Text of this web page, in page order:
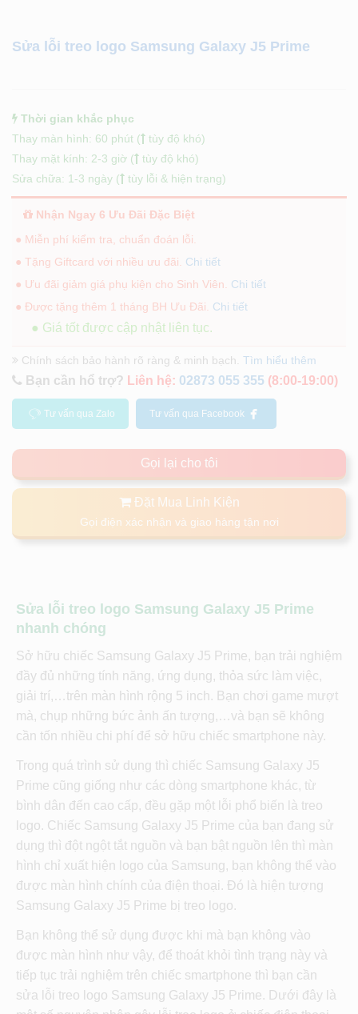
Sửa lỗi treo logo Samsung Galaxy J5 Prime
Thời gian khắc phục
Thay màn hình: 60 phút (
tùy độ khó)
Thay mặt kính: 2-3 giờ (
tùy độ khó)
Sửa chữa: 1-3 ngày (
tùy lỗi & hiện trạng)
Nhận Ngay 6 Ưu Đãi Đặc Biệt
● Miễn phí kiểm tra, chuẩn đoán lỗi.
● Tặng Giftcard với nhiều ưu đãi. Chi tiết
● Ưu đãi giảm giá phụ kiện cho Sinh Viên. Chi tiết
● Được tặng thêm 1 tháng BH Ưu Đãi. Chi tiết
● Giá tốt được cập nhật liên tục.
Chính sách bảo hành rõ ràng & minh bạch. Tìm hiểu thêm
Bạn cần hổ trợ? Liên hệ: 02873 055 355 (8:00-19:00)
Tư vấn qua Zalo Tư vấn qua Facebook
Gọi lại cho tôi
Đặt Mua Linh Kiện
Gọi điện xác nhận và giao hàng tận nơi
Sửa lỗi treo logo Samsung Galaxy J5 Prime
nhanh chóng
Sở hữu chiếc Samsung Galaxy J5 Prime, bạn trải nghiệm
đầy đủ những tính năng, ứng dụng, thỏa sức làm việc,
giải trí,…trên màn hình rộng 5 inch. Bạn chơi game mượt
mà, chụp những bức ảnh ấn tượng,…và bạn sẽ không
cần tốn nhiều chi phí để sở hữu chiếc smartphone này.
Trong quá trình sử dụng thì chiếc Samsung Galaxy J5
Prime cũng giống như các dòng smartphone khác, từ
bình dân đến cao cấp, đều gặp một lỗi phổ biến là treo
logo. Chiếc Samsung Galaxy J5 Prime của bạn đang sử
dụng thì đột ngột tắt nguồn và bạn bật nguồn lên thì màn
hình chỉ xuất hiện logo của Samsung, bạn không thể vào
được màn hình chính của điện thoại. Đó là hiện tượng
Samsung Galaxy J5 Prime bị treo logo.
Bạn không thể sử dụng được khi mà bạn không vào
được màn hình như vậy, để thoát khỏi tình trạng này và
tiếp tục trải nghiệm trên chiếc smartphone thì bạn cần
sửa lỗi treo logo Samsung Galaxy J5 Prime. Dưới đây là